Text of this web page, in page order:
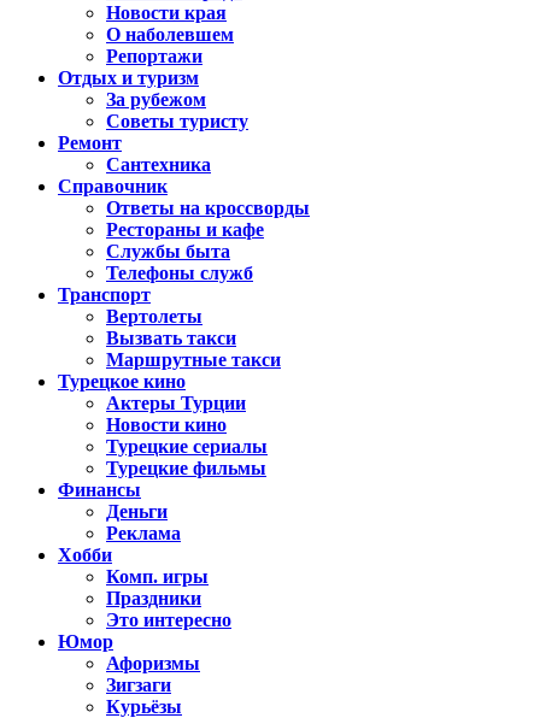
Новости края
О наболевшем
Репортажи
Отдых и туризм
За рубежом
Советы туристу
Ремонт
Сантехника
Справочник
Ответы на кроссворды
Рестораны и кафе
Службы быта
Телефоны служб
Транспорт
Вертолеты
Вызвать такси
Маршрутные такси
Турецкое кино
Актеры Турции
Новости кино
Турецкие сериалы
Турецкие фильмы
Финансы
Деньги
Реклама
Хобби
Комп. игры
Праздники
Это интересно
Юмор
Афоризмы
Зигзаги
Курьёзы